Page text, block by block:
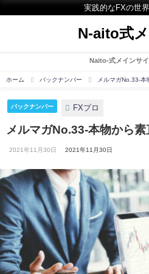
実践的なFXの世
N-aito式
Naito-式メインサ
ホーム バックナンバー メルマガNo.33-
バックナンバー FXプロ
メルマガNo.33-本物から
2021年11月30日 2021年11月30日